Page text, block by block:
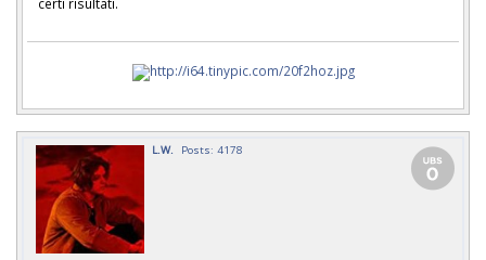
L.W. Posts: 4178